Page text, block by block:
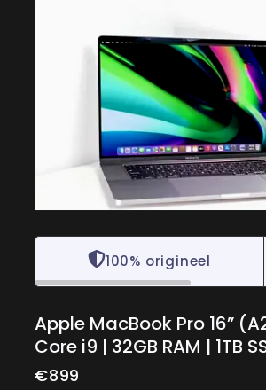
100% origineel
Apple MacBook Pro 16”
Core i9 | 32GB RAM | 1TB
€89912 producten die als laatste